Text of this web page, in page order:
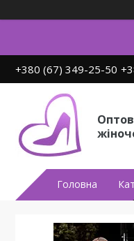
+380 (67) 349-25-50
Головна